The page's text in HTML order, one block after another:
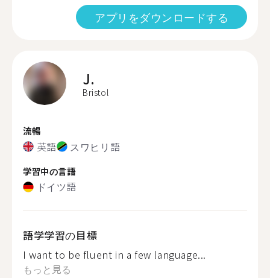
アプリをダウンロードする
J.
Bristol
流暢
英語 スワヒリ語
学習中の言語
ドイツ語
語学学習の目標
I want to be fluent in a few language...
もっと見る